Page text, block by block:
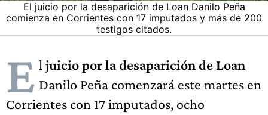
El juicio por la desaparición de Loan Danilo Peña
comienza en Corrientes con 17 imputados y más de 200
testigos citados.
E l juicio por la desaparición de Loan
Danilo Peña comenzará este martes en
Corrientes con 17 imputados, ocho